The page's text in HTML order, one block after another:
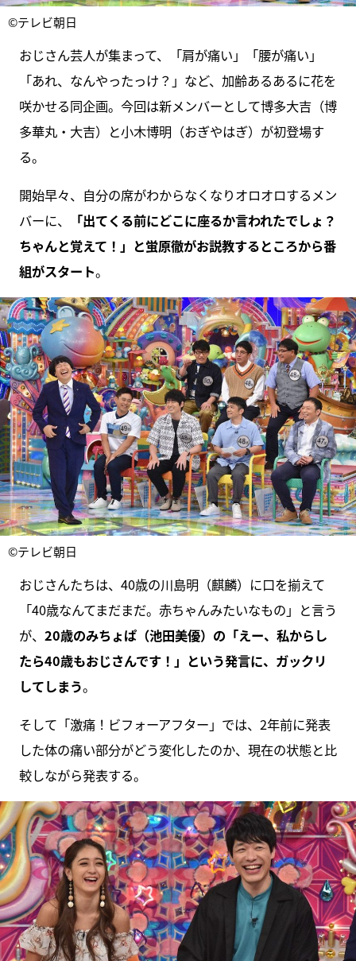
©テレビ朝日
おじさん芸人が集まって、「肩が痛い」「腰が痛い」
「あれ、なんやったっけ？」など、加齢あるあるに花を
咲かせる同企画。今回は新メンバーとして博多大吉（博
多華丸・大吉）と小木博明（おぎやはぎ）が初登場す
る。
開始早々、自分の席がわからなくなりオロオロするメン
バーに、
「出てくる前にどこに座るか言われたでしょ？
ちゃんと覚えて！」と蛍原徹がお説教するところから番
組がスタート。
©テレビ朝日
おじさんたちは、40歳の川島明（麒麟）に口を揃えて
「40歳なんてまだまだ。赤ちゃんみたいなもの」と言う
が、 20歳のみちょぱ（池田美優）の「えー、私からし
たら40歳もおじさんです！」という発言に、ガックリ
してしまう。
そして「激痛！ビフォーアフター」では、2年前に発表
した体の痛い部分がどう変化したのか、現在の状態と比
較しながら発表する。